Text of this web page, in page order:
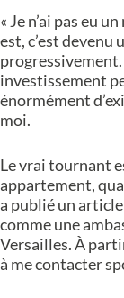
« Je n’ai pas eu
est, c’est devenu
progressivement.
investissement
énormément
moi.
Le vrai tournant
appartement,
a publié un
comme une
Versailles. À
à me contacter